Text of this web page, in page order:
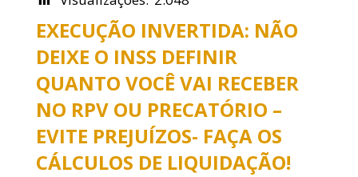
EXECUÇÃO INVERTIDA: NÃO
DEIXE O INSS DEFINIR
QUANTO VOCÊ VAI RECEBER
NO RPV OU PRECATÓRIO –
EVITE PREJUÍZOS- FAÇA OS
CÁLCULOS DE LIQUIDAÇÃO!